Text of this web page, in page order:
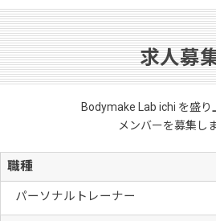
求人募
Bodymake Lab ichi を盛り
メンバーを募集し
職種
パーソナルトレーナー